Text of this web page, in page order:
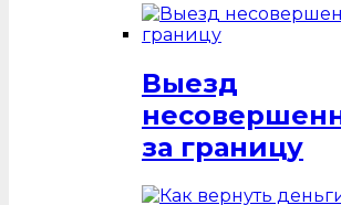
Выезд
за границу